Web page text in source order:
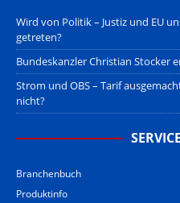
Wird von Politik – Justiz und EU
getreten?
Bundeskanzler Christian Stocker
Strom und OBS – Tarif
nicht?
Branchenbuch
Produktinfo